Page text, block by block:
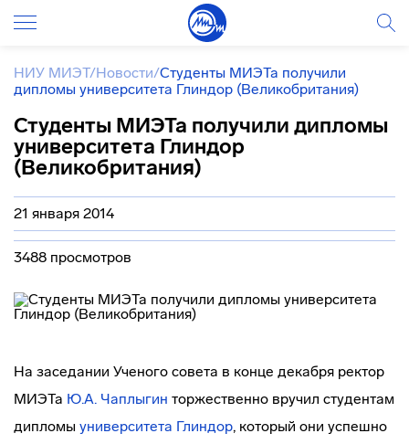
НИУ МИЭТ/Новости/Студенты МИЭТа получили
дипломы университета Глиндор (Великобритания)
Студенты МИЭТа получили дипломы
университета Глиндор
(Великобритания)
21 января 2014
3488 просмотров
На заседании Ученого совета в конце декабря ректор
МИЭТа Ю.А. Чаплыгин торжественно вручил студентам
дипломы университета Глиндор, который они успешно